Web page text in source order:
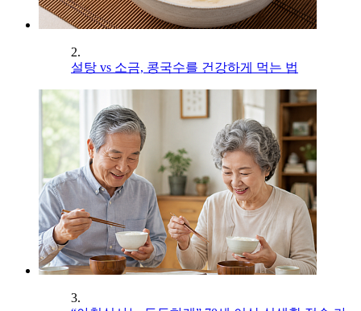
2.
설탕 vs 소금, 콩국수를 건강하게 먹는 법
3.